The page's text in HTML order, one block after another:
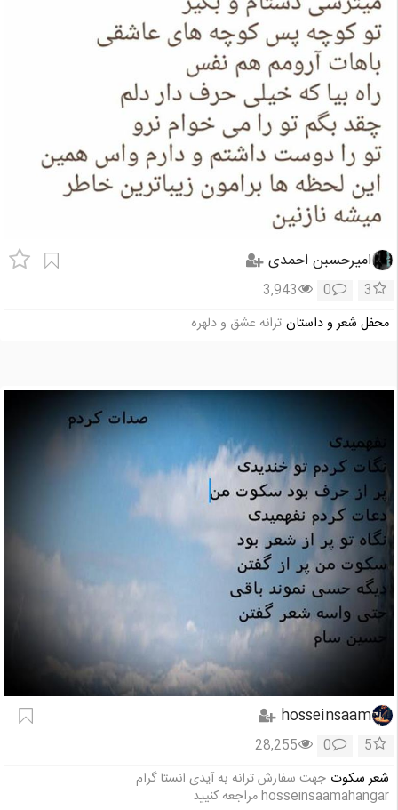
امیرحسبن احمدی
3
0
3,943
محفل شعر و داستان ترانه عشق و دلهره
hosseinsaam
5
0
28,255
شعر سکوت جهت سفارش ترانه به آیدی انستا گرام
hosseinsaamahangar مراجعه کنیید